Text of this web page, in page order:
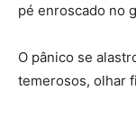
pé enroscado no
O pânico se
temerosos, olhar